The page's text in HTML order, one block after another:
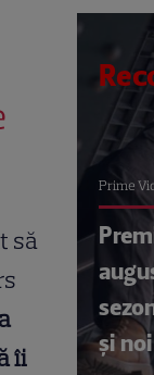
să
îi
Prime
și